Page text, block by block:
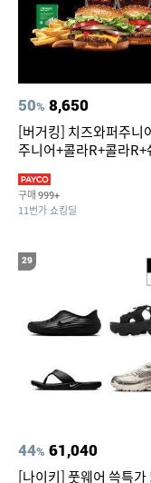
50% 8,650
[버거킹] 치즈와퍼주니
주니어+콜라R+콜라R+
구매 999+
11번가 쇼킹딜
29
44% 61,040
[나이키] 풋웨어 쓱특가